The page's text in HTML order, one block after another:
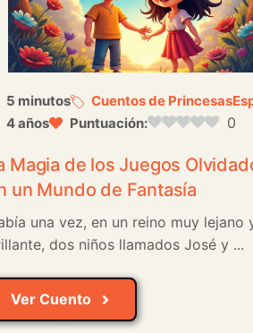
5 minutos Cuentos de Princesas
4 años
Puntuación: 0
Magia de los Juegos
un Mundo de Fantasía
una vez, en un reino muy lejano
dos niños llamados José y ...
Ver Cuento